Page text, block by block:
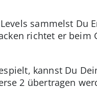
sammelst Du
richtet er
kannst Du
2 übertragen